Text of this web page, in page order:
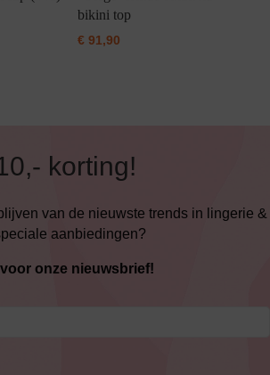
bikini top
€91,90
korting!
van de nieuwste trends in lingerie &
aanbiedingen?
onze nieuwsbrief!